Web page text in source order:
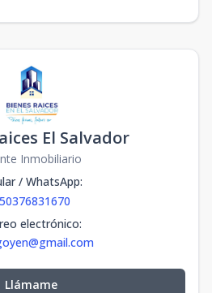
El Salvador
Inmobiliario
/ WhatsApp:
electrónico:
Llámame